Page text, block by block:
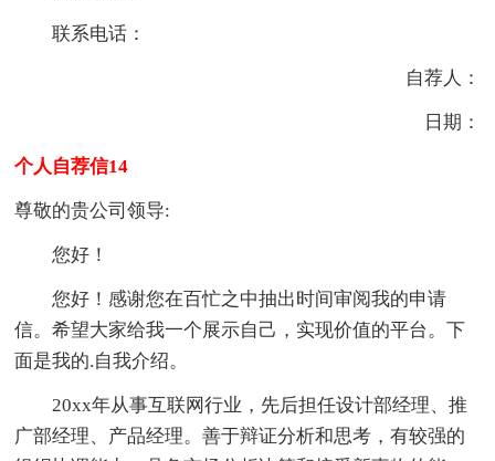
联系电话：
自荐人：
日期：
个人自荐信14
尊敬的贵公司领导:
您好！
您好！感谢您在百忙之中抽出时间审阅我的申请
信。希望大家给我一个展示自己，实现价值的平台。下
面是我的.自我介绍。
20xx年从事互联网行业，先后担任设计部经理、推
广部经理、产品经理。善于辩证分析和思考，有较强的